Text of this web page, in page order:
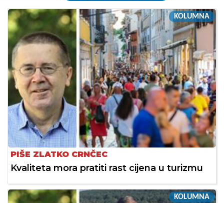
KOLUMNA
PIŠE ZLATKO CRNČEC
Kvaliteta mora pratiti rast cijena u turizmu
KOLUMNA